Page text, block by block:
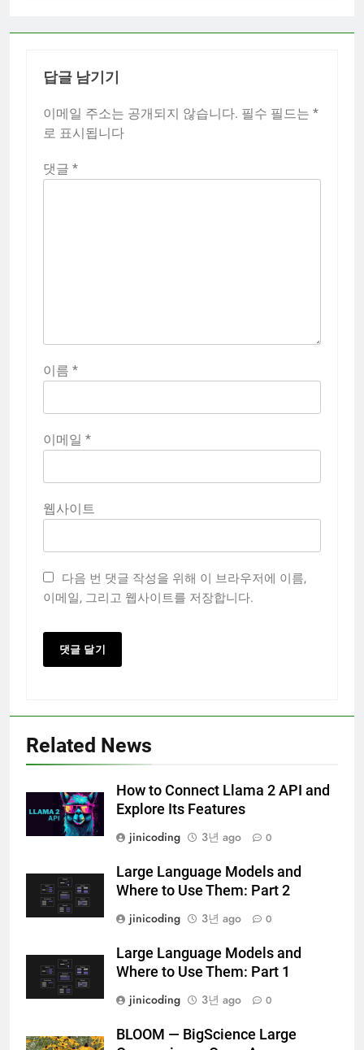
답글 남기기
이메일 주소는 공개되지 않습니다. 필수 필드는 *
로 표시됩니다
댓글 *
이름 *
이메일 *
웹사이트
다음 번 댓글 작성을 위해 이 브라우저에 이름,
이메일, 그리고 웹사이트를 저장합니다.
Related News
How to Connect Llama 2 API and
Explore Its Features
jinicoding
3년 ago 0
Large Language Models and
Where to Use Them: Part 2
jinicoding
3년 ago 0
Large Language Models and
Where to Use Them: Part 1
jinicoding
3년 ago 0
BLOOM — BigScience Large